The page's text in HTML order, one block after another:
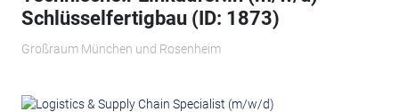
Schlüsselfertigbau (ID: 1873)
Großraum München und Rosenheim